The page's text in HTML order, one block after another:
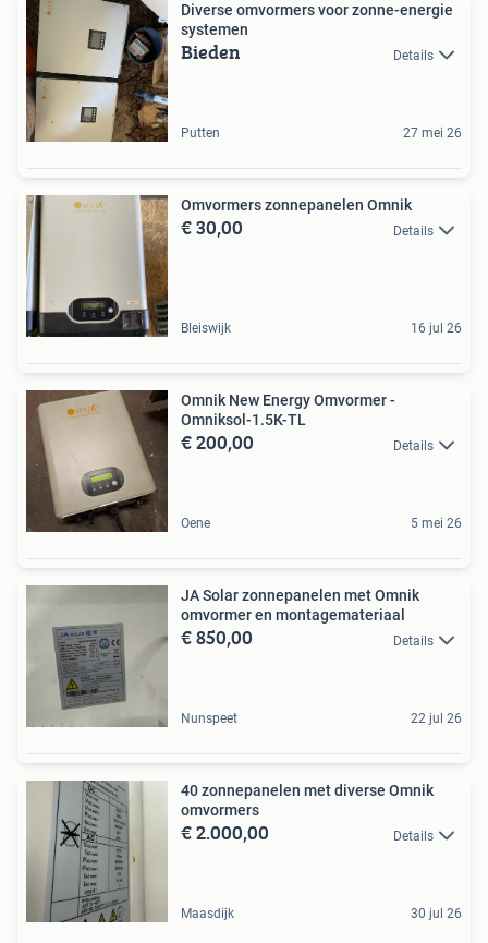
Diverse omvormers voor zonne-energie
systemen
Bieden Details
Putten 27 mei 26
Omvormers zonnepanelen Omnik
€ 30,00 Details
Bleiswijk 16 jul 26
Omnik New Energy Omvormer -
Omniksol-1.5K-TL
€ 200,00 Details
Oene 5 mei 26
JA Solar zonnepanelen met Omnik
omvormer en montagemateriaal
€ 850,00 Details
Nunspeet 22 jul 26
40 zonnepanelen met diverse Omnik
omvormers
€ 2.000,00 Details
Maasdijk 30 jul 26